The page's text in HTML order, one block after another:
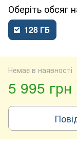
обсяг
128 ГБ
Немає в наявності
5 995 грн